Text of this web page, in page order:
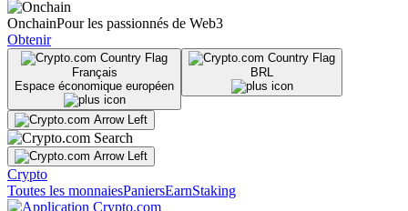
OnchainPour les passionnés de Web3
Obtenir
Français
Espace économique européen
BRL
Crypto
Toutes les monnaiesPaniersEarnStaking